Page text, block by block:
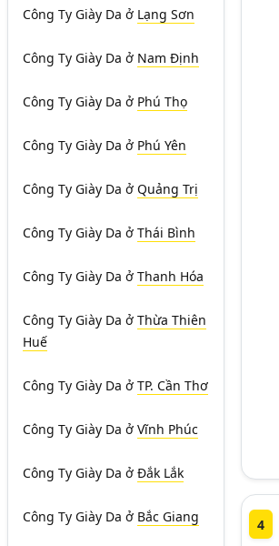
Công Ty Giày Da ở Lạng Sơn
Công Ty Giày Da ở Nam Định
Công Ty Giày Da ở Phú Thọ
Công Ty Giày Da ở Phú Yên
Công Ty Giày Da ở Quảng Trị
Công Ty Giày Da ở Thái Bình
Công Ty Giày Da ở Thanh Hóa
Công Ty Giày Da ở Thừa Thiên
Huế
Công Ty Giày Da ở TP. Cần Thơ
Công Ty Giày Da ở Vĩnh Phúc
Công Ty Giày Da ở Đắk Lắk
Công Ty Giày Da ở Bắc Giang 4